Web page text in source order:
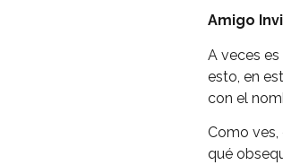
Amigo
A veces
esto, en
con el
Como ves,
qué